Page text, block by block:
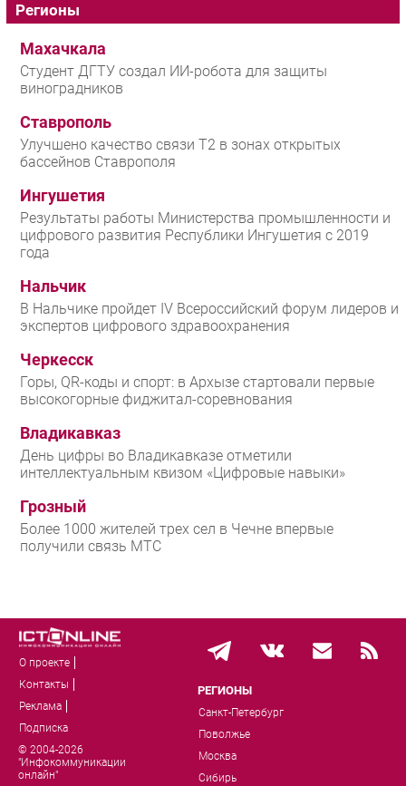
Регионы
Махачкала
Студент ДГТУ создал ИИ-робота для защиты
виноградников
Ставрополь
Улучшено качество связи T2 в зонах открытых
бассейнов Ставрополя
Ингушетия
Результаты работы Министерства промышленности и
цифрового развития Республики Ингушетия с 2019
года
Нальчик
В Нальчике пройдет IV Всероссийский форум лидеров и
экспертов цифрового здравоохранения
Черкесск
Горы, QR-коды и спорт: в Архызе стартовали первые
высокогорные фиджитал-соревнования
Владикавказ
День цифры во Владикавказе отметили
интеллектуальным квизом «Цифровые навыки»
Грозный
Более 1000 жителей трех сел в Чечне впервые
получили связь МТС
О проекте
Контакты
Реклама
Подписка
© 2004-2026
"Инфокоммуникации
онлайн"
РЕГИОНЫ
Санкт-Петербург
Поволжье
Москва
Сибирь